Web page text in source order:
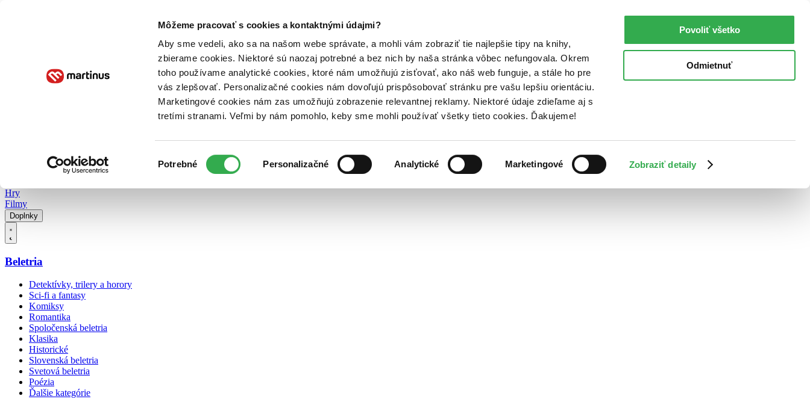
Môžeme pracovať s cookies a kontaktnými údajmi?
Aby sme vedeli, ako sa na našom webe správate, a mohli vám zobraziť tie najlepšie tipy na knihy,
zbierame cookies. Niektoré sú naozaj potrebné a bez nich by naša stránka vôbec nefungovala. Okrem
toho používame analytické cookies, ktoré nám umožňujú zisťovať, ako náš web funguje, a stále ho pre
vás zlepšovať. Personalizačné cookies nám dovoľujú prispôsobovať stránku pre vašu lepšiu orientáciu.
Marketingové cookies nám zas umožňujú zobrazenie relevantnej reklamy. Niektoré údaje zdieľame aj s
tretími stranami. Veľmi by nám pomohlo, keby sme mohli používať všetky tieto cookies. Ďakujeme!
súhlasu
Potrebné Personalizačné Analytické Marketingové Zobraziť detaily
Povoliť všetko
Odmietnuť
Poukážky Kontakt
Hry
Filmy
Doplnky
Beletria
Detektívky, trilery a horory
Sci-fi a fantasy
Komiksy
Romantika
Spoločenská beletria
Klasika
Historické
Slovenská beletria
Svetová beletria
Poézia
Ďalšie kategórie